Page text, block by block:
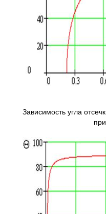
Зависимость угла